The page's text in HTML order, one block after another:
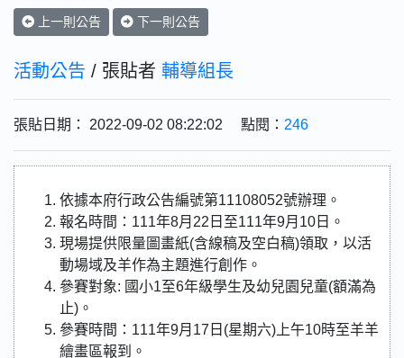
上一則公告 下一則公告
活動公告 / 張貼者 輔導組長
張貼日期： 2022-09-02 08:22:02 點閱： 246
依據本府行政公告編號第11108052號辦理。
報名時間：111年8月22日至111年9月10日。
現場提供限量圖畫紙(含線稿及空白稿)領取，以活
動場域及羊作為主題進行創作。
參賽對象: 國小1至6年級學生及幼兒園兒童(額滿為
止)。
參賽時間：111年9月17日(星期六)上午10時至羊羊
繪畫區報到。